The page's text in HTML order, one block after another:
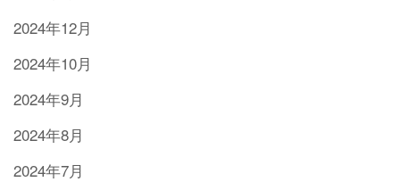
2024年12月
2024年10月
2024年9月
2024年8月
2024年7月